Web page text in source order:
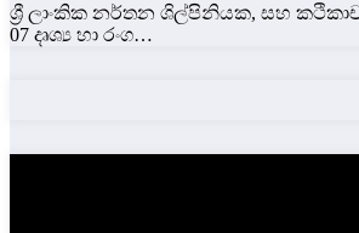
ශ්‍රී ලාංකික නර්තන ශිල්පිනියක, සහ
07 දෘශ්‍ය හා රංග…